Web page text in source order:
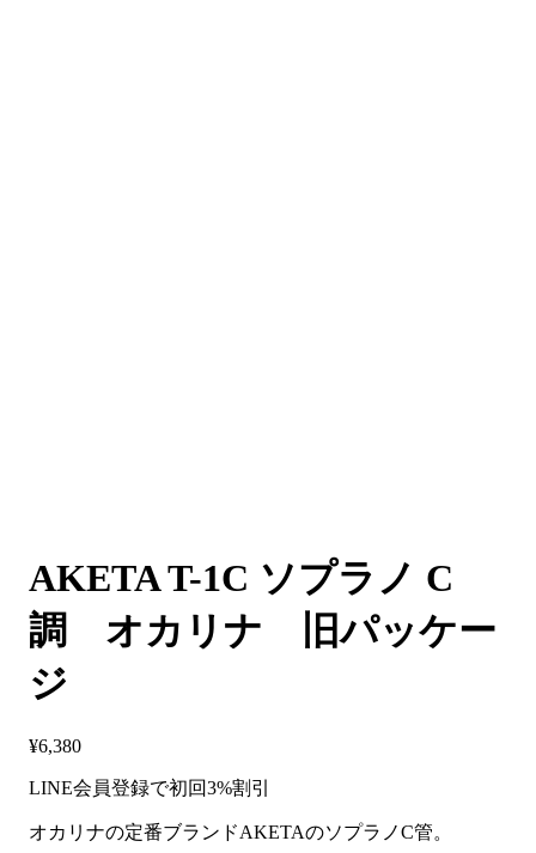
AKETA T-1C ソプラノ C
調 オカリナ 旧パッケー
ジ
¥6,380
LINE会員登録で初回3%割引
オカリナの定番ブランドAKETAのソプラノC管。